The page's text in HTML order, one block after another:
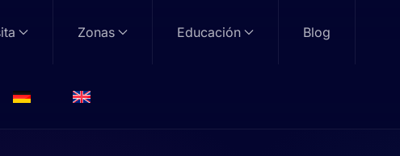
Zonas Educación Blog